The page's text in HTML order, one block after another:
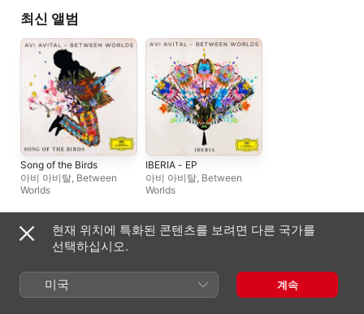
최신 앨범
Song of the Birds
아비 아비탈, Between
Worlds
IBERIA - EP
아비 아비탈, Between
Worlds
자주 협연하는 아티스트
현재 위치에 특화된 콘텐츠를 보려면 다른 국가를
선택하십시오.
미국 계속